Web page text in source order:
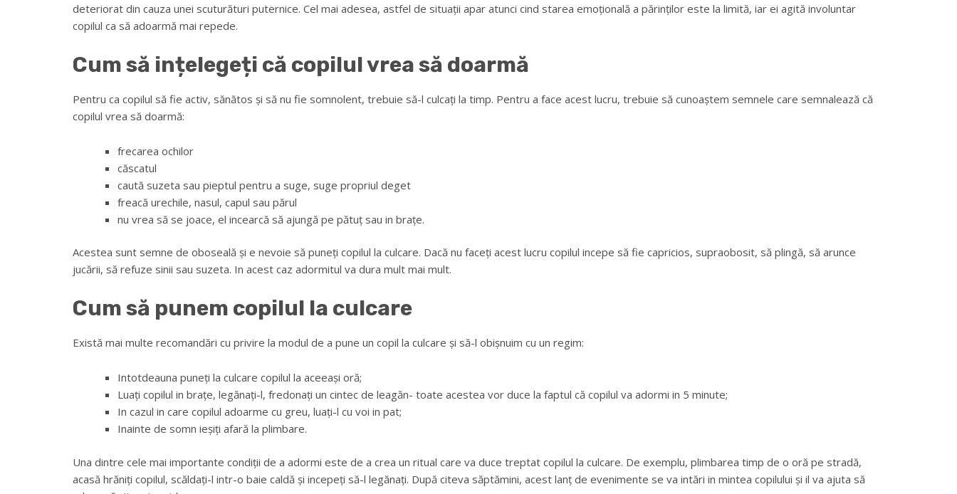
deteriorat din cauza unei scuturături puternice. Cel mai adesea, astfel de situații apar atunci cind starea emoțională a părinților este la limită, iar ei agită involuntar
copilul ca să adoarmă mai repede.
Cum să ințelegeți că copilul vrea să doarmă
Pentru ca copilul să fie activ, sănătos și să nu fie somnolent, trebuie să-l culcați la timp. Pentru a face acest lucru, trebuie să cunoaștem semnele care semnalează că
copilul vrea să doarmă:
frecarea ochilor
căscatul
caută suzeta sau pieptul pentru a suge, suge propriul deget
freacă urechile, nasul, capul sau părul
nu vrea să se joace, el incearcă să ajungă pe pătuț sau in brațe.
Acestea sunt semne de oboseală și e nevoie să puneți copilul la culcare. Dacă nu faceți acest lucru copilul incepe să fie capricios, supraobosit, să plingă, să arunce
jucării, să refuze sinii sau suzeta. In acest caz adormitul va dura mult mai mult.
Cum să punem copilul la culcare
Există mai multe recomandări cu privire la modul de a pune un copil la culcare și să-l obișnuim cu un regim:
Intotdeauna puneți la culcare copilul la aceeași oră;
Luați copilul in brațe, legănați-l, fredonați un cintec de leagăn- toate acestea vor duce la faptul că copilul va adormi in 5 minute;
In cazul in care copilul adoarme cu greu, luați-l cu voi in pat;
Inainte de somn ieșiți afară la plimbare.
Una dintre cele mai importante condiții de a adormi este de a crea un ritual care va duce treptat copilul la culcare. De exemplu, plimbarea timp de o oră pe stradă,
acasă hrăniți copilul, scăldați-l intr-o baie caldă și incepeți să-l legănați. După citeva săptămini, acest lanț de evenimente se va intări in mintea copilului și il va ajuta să